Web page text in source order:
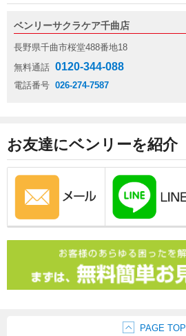
ベンリーサクラケア千曲店
長野県千曲市桜堂488番地18
無料通話 0120-344-088
電話番号 026-274-7587
お友達にベンリーを紹介
PAGE TOP